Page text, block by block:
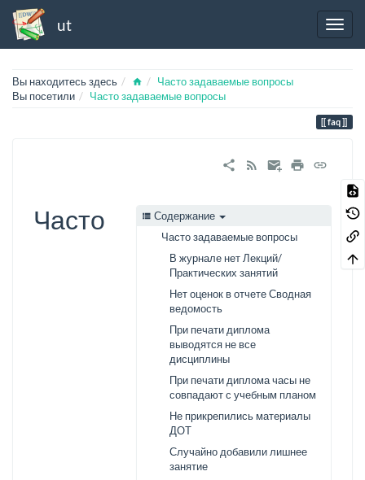
ut
Вы находитесь здесь HomeЧасто задаваемые вопросы
Вы посетили
Часто задаваемые вопросы
faq
Содержание
Часто задаваемые вопросы
В журнале нет Лекций/
Практических занятий
Нет оценок в отчете Сводная
ведомость
При печати диплома
выводятся не все
дисциплины
При печати диплома часы не
совпадают с учебным планом
Не прикрепились материалы
ДОТ
Случайно добавили лишнее
занятие
Часто